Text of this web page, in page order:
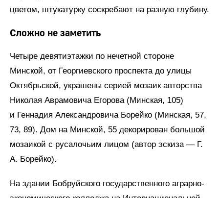
цветом, штукатурку соскребают на разную глубину.
Сложно не заметить
Четыре девятиэтажки по нечетной стороне
Минской, от Георгиевского проспекта до улицы
Октябрьской, украшены серией мозаик авторства
Николая Аврамовича Егорова (Минская, 105)
и Геннадия Александровича Борейко (Минская, 57,
73, 89). Дом на Минской, 55 декорирован большой
мозаикой с русалочьим лицом (автор эскиза — Г.
А. Борейко).
На здании Бобруйского государственного аграрно-